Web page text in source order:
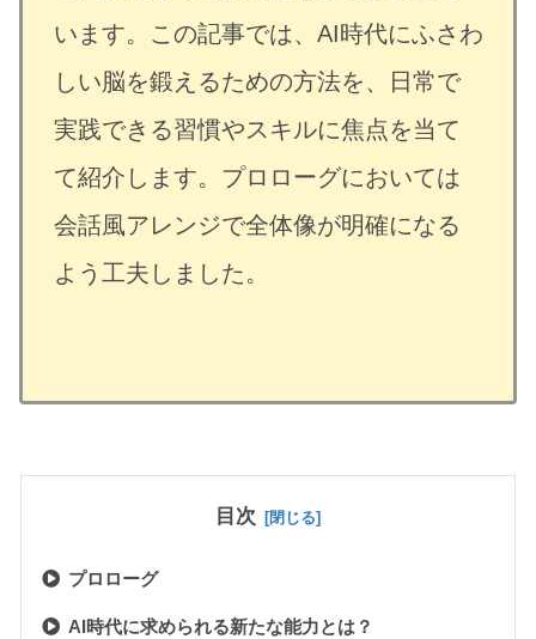
います。この記事では、AI時代にふさわ
しい脳を鍛えるための方法を、日常で
実践できる習慣やスキルに焦点を当て
て紹介します。プロローグにおいては
会話風アレンジで全体像が明確になる
よう工夫しました。
目次
プロローグ
AI時代に求められる新たな能力とは？